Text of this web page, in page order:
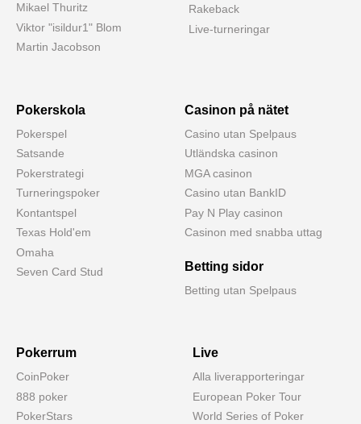
Mikael Thuritz
Viktor "isildur1" Blom
Martin Jacobson
Rakeback
Live-turneringar
Pokerskola
Pokerspel
Satsande
Pokerstrategi
Turneringspoker
Kontantspel
Texas Hold'em
Omaha
Seven Card Stud
Casinon på nätet
Casino utan Spelpaus
Utländska casinon
MGA casinon
Casino utan BankID
Pay N Play casinon
Casinon med snabba uttag
Betting sidor
Betting utan Spelpaus
Pokerrum
CoinPoker
888 poker
PokerStars
Live
Alla liverapporteringar
European Poker Tour
World Series of Poker